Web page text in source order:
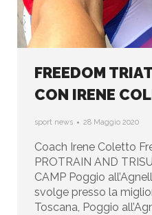
FREEDOM
CON IRENE
sport news 28 Maggio 2020
Coach Irene Coletto
PROTRAIN AND
CAMP Poggio
svolge presso la
Toscana, Poggio